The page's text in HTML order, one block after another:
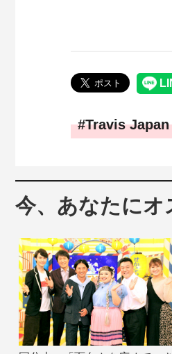
Travis Japan
今、あなたにオ